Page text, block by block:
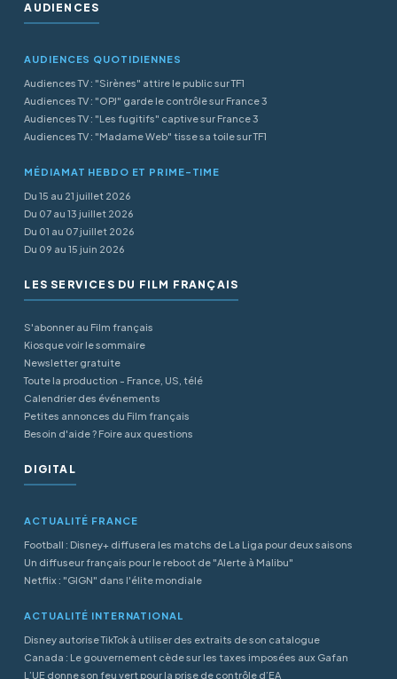
AUDIENCES
AUDIENCES QUOTIDIENNES
Audiences TV : "Sirènes" attire le public sur TF1
Audiences TV : "OPJ" garde le contrôle sur France 3
Audiences TV : "Les fugitifs" captive sur France 3
Audiences TV : "Madame Web" tisse sa toile sur TF1
MÉDIAMAT HEBDO ET PRIME-TIME
Du 15 au 21 juillet 2026
Du 07 au 13 juillet 2026
Du 01 au 07 juillet 2026
Du 09 au 15 juin 2026
LES SERVICES DU FILM FRANÇAIS
S'abonner au Film français
Kiosque voir le sommaire
Newsletter gratuite
Toute la production - France, US, télé
Calendrier des événements
Petites annonces du Film français
Besoin d'aide ? Foire aux questions
DIGITAL
ACTUALITÉ FRANCE
Football : Disney+ diffusera les matchs de La Liga pour deux saisons
Un diffuseur français pour le reboot de "Alerte à Malibu"
Netflix : "GIGN" dans l'élite mondiale
ACTUALITÉ INTERNATIONAL
Disney autorise TikTok à utiliser des extraits de son catalogue
Canada : Le gouvernement cède sur les taxes imposées aux Gafan
L’UE donne son feu vert pour la prise de contrôle d’EA